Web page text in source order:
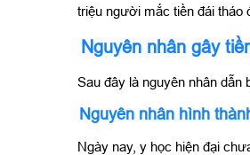
triệu người mắc tiền đái tháo
Nguyên nhân gây
Sau đây là nguyên nhân
Nguyên nhân hình
Ngày nay, y học hiện đại